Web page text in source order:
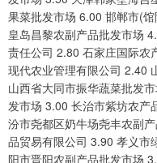
果菜批发市场 6.00 邯郸市(
皇岛昌黎农副产品批发市场
责任公司 2.80 石家庄国际农
现代农业管理有限公司 2.40
山西省大同市振华蔬菜批发
发市场 3.00 长治市紫坊农产
汾市尧都区奶牛场尧丰农副
品贸易有限公司 3.90 孝义市
阳市晋阳农副产品批发市场